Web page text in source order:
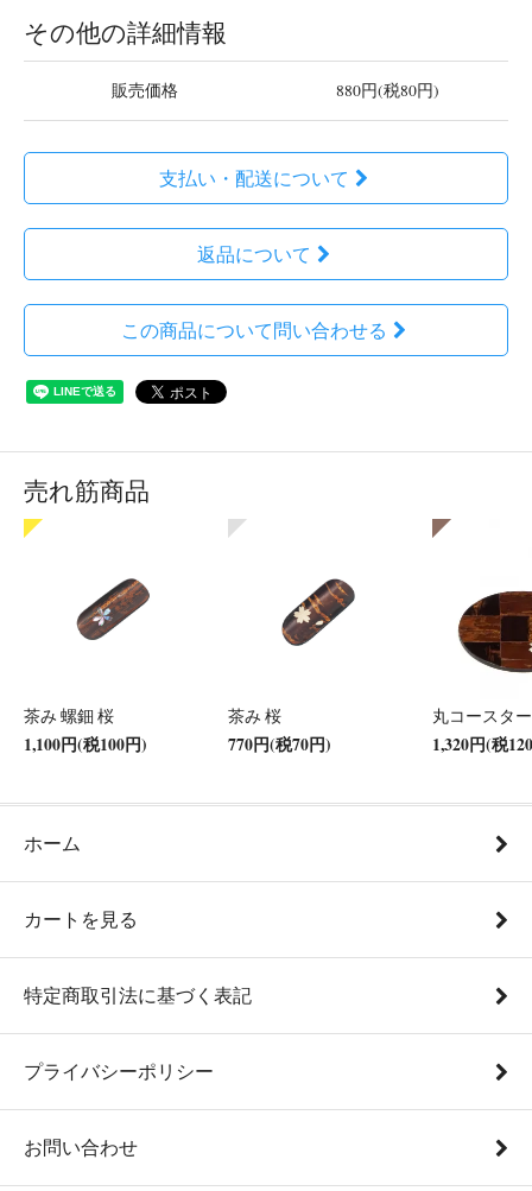
その他の詳細情報
販売価格 880円(税80円)
支払い・配送について
返品について
この商品について問い合わせる
売れ筋商品
茶み 螺鈿 桜
1,100円(税100円)
茶み 桜
770円(税70円)
丸コースタ
1,320円(税
ホーム
カートを見る
特定商取引法に基づく表記
プライバシーポリシー
お問い合わせ